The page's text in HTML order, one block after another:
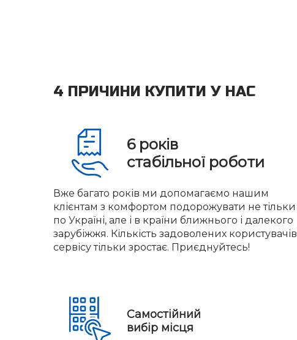
4 ПРИЧИНИ КУПИТИ У НАС
6 років
стабільної роботи
Вже багато років ми допомагаємо нашим
клієнтам з комфортом подорожувати не тільки
по Україні, але і в країни ближнього і далекого
зарубіжжя. Кількість задоволених користувачів
сервісу тільки зростає. Приєднуйтесь!
Самостійний
вибір місця